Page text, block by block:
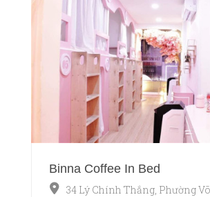
Binna Coffee In Bed
34 Lý Chính Thắng, Phường